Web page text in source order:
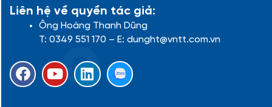
Liên hệ về quyền tác giả:
Ông Hoàng Thanh Dũng
T: 0349 551 170 – E: dunght@vntt.com.vn
F
a
Y
o
L
i